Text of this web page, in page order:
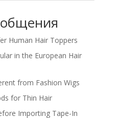
Human Hair Toppers
in the European Hair
from Fashion Wigs
for Thin Hair
Importing Tape-In